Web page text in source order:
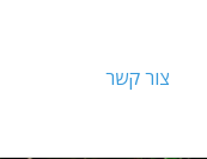
צור קשר